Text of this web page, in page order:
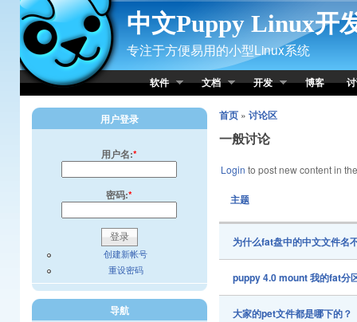
Skip to Content
中文Puppy Linux开
专注于方便易用的小型Linux系统
软件 文档 开发 博客
首页» 讨论区
一般讨论
Login to post new content in
主题
为什么fat盘中的中文文件名
puppy 4.0 mount 我的fat分
大家的pet文件都是哪下的？
用户登录
用户名:*
密码:*
创建新帐号
重设密码
导航